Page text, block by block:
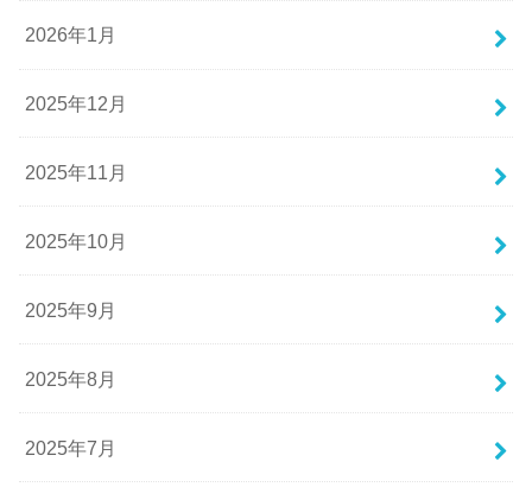
2026年1月
2025年12月
2025年11月
2025年10月
2025年9月
2025年8月
2025年7月